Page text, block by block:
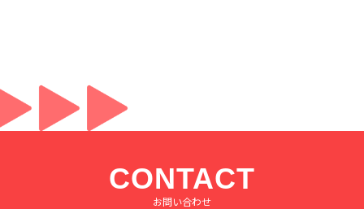
CONTACT
お問い合わせ